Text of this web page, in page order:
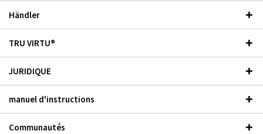
Händler
TRU VIRTU®
JURIDIQUE
manuel d'instructions
Communautés